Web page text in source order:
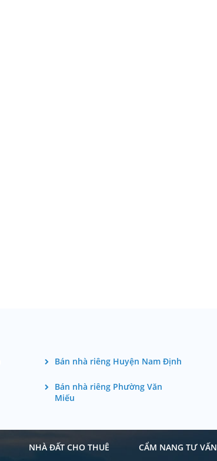
Bán nhà riêng Huyện Nam Định
Bán nhà riêng Phường Văn
Miếu
NHÀ ĐẤT CHO THUÊ CẨM NANG TƯ VẤN